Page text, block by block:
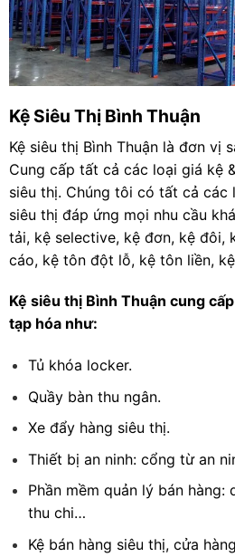
Kệ Siêu Thị Bình Thuận
Kệ siêu thị Bình Thuận là đơn vị
Cung cấp tất cả các loại giá kệ
siêu thị. Chúng tôi có tất cả các
siêu thị đáp ứng mọi nhu cầu
tải, kệ selective, kệ đơn, kệ đôi,
cáo, kệ tôn đột lỗ, kệ tôn liền,
Kệ siêu thị Bình Thuận cung
tạp hóa như:
Tủ khóa locker.
Quầy bàn thu ngân.
Xe đẩy hàng siêu thị.
Thiết bị an ninh: cổng từ an
Phần mềm quản lý bán hàng:
thu chi…
Kệ bán hàng siêu thị, cửa